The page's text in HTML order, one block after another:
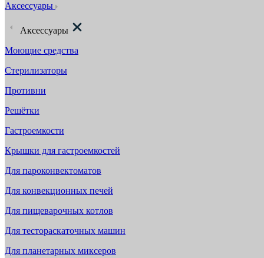
Аксессуары
Аксессуары
Моющие средства
Стерилизаторы
Противни
Решётки
Гастроемкости
Крышки для гастроемкостей
Для пароконвектоматов
Для конвекционных печей
Для пищеварочных котлов
Для тестораскаточных машин
Для планетарных миксеров